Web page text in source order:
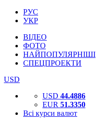
РУС
УКР
ВІДЕО
ФОТО
НАЙПОПУЛЯРНІШІ
СПЕЦПРОЕКТИ
USD
USD 44.4886
EUR 51.3350
Всі курси валют